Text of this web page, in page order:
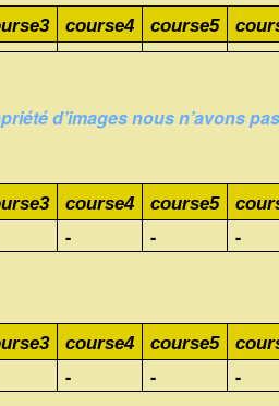
course4 course5
d’images nous n’avons
course4 course5
- - -
course4 course5
- - -